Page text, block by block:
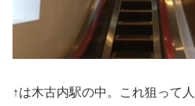
↑は木古内駅の中。これ狙って